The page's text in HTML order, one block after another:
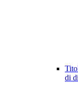
di